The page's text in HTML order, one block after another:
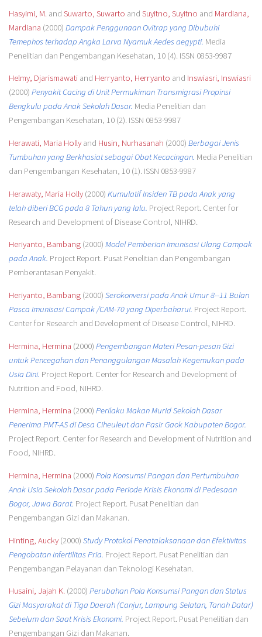
Hasyimi, M.and Suwarto, Suwarto and Suyitno, Suyitno and Mardiana,
Mardiana (2000) Dampak Penggunaan Ovitrap yang Dibubuhi
Temephos terhadap Angka Larva Nyamuk Aedes aegypti. Media
Penelitian dan Pengembangan Kesehatan, 10 (4). ISSN 0853-9987
Helmy, Djarismawatiand Herryanto, Herryanto and Inswiasri, Inswiasri
(2000) Penyakit Cacing di Unit Permukiman Transmigrasi Propinsi
Bengkulu pada Anak Sekolah Dasar. Media Penelitian dan
Pengembangan Kesehatan, 10 (2). ISSN 0853-9987
Herawati, Maria Hollyand Husin, Nurhasanah (2000) Berbagai Jenis
Tumbuhan yang Berkhasiat sebagai Obat Kecacingan. Media Penelitian
dan Pengembangan Kesehatan, 10 (1). ISSN 0853-9987
Herawaty, Maria Holly(2000) Kumulatif Insiden TB pada Anak yang
telah diberi BCG pada 8 Tahun yang lalu. Project Report. Center for
Research and Development of Disease Control, NIHRD.
Heriyanto, Bambang(2000) Model Pemberian Imunisasi Ulang Campak
pada Anak. Project Report. Pusat Penelitian dan Pengembangan
Pemberantasan Penyakit.
Heriyanto, Bambang(2000) Serokonversi pada Anak Umur 8--11 Bulan
Pasca Imunisasi Campak /CAM-70 yang Diperbaharui. Project Report.
Center for Research and Development of Disease Control, NIHRD.
Hermina, Hermina (2000) Pengembangan Materi Pesan-pesan Gizi
untuk Pencegahan dan Penanggulangan Masalah Kegemukan pada
Usia Dini. Project Report. Center for Research and Development of
Nutrition and Food, NIHRD.
Hermina, Hermina (2000) Perilaku Makan Murid Sekolah Dasar
Penerima PMT-AS di Desa Ciheuleut dan Pasir Gaok Kabupaten Bogor.
Project Report. Center for Research and Development of Nutrition and
Food, NIHRD.
Hermina, Hermina (2000) Pola Konsumsi Pangan dan Pertumbuhan
Anak Usia Sekolah Dasar pada Periode Krisis Ekonomi di Pedesaan
Bogor, Jawa Barat. Project Report. Pusat Penelitian dan
Pengembangan Gizi dan Makanan.
Hinting, Aucky(2000) Study Protokol Penatalaksanaan dan Efektivitas
Pengobatan Infertilitas Pria. Project Report. Pusat Penelitian dan
Pengembangan Pelayanan dan Teknologi Kesehatan.
Husaini, Jajah K.(2000) Perubahan Pola Konsumsi Pangan dan Status
Gizi Masyarakat di Tiga Daerah (Canjur, Lampung Selatan, Tanah Datar)
Sebelum dan Saat Krisis Ekonomi. Project Report. Pusat Penelitian dan
Pengembangan Gizi dan Makanan.